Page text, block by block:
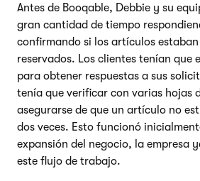
Antes de Booqable, Debbie y su
gran cantidad de tiempo
confirmando si los artículos
reservados. Los clientes tenían que
para obtener respuestas a sus
tenía que verificar con varias hojas
asegurarse de que un artículo no
dos veces. Esto funcionó
expansión del negocio, la empresa
este flujo de trabajo.